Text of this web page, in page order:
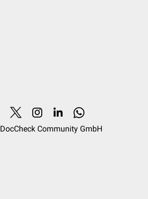
DocCheck Community GmbH